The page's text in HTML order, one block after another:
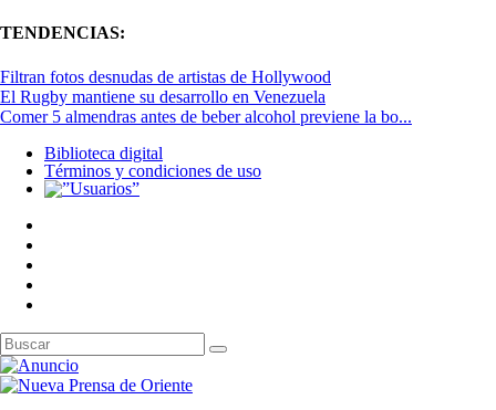
TENDENCIAS:
Filtran fotos desnudas de artistas de Hollywood
El Rugby mantiene su desarrollo en Venezuela
Comer 5 almendras antes de beber alcohol previene la bo...
Biblioteca digital
Términos y condiciones de uso